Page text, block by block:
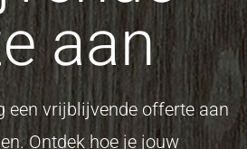
aan
een vrijblijvende offerte aan
Ontdek hoe je jouw